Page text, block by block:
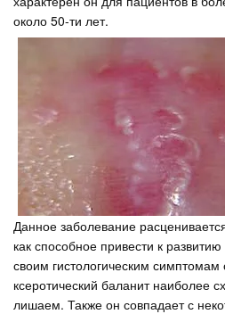
около 50-ти лет.
Данное заболевание
как способное привести к
своим гистологическим
ксеротический баланит наиболее
лишаем. Также он совпадает с